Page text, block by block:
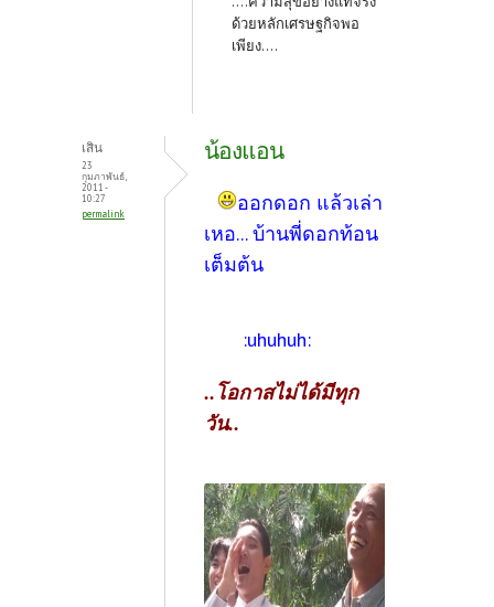
ด้วยหลักเศรษฐกิจพอ
เพียง....
เสิน
23
กุมภาพันธ์,
2011 -
10:27
permalink
น้องแอน
ออกดอก แล้วเล่า
เหอ... บ้านพี่ดอกท้อน
เต็มต้น
:uhuhuh:
..โอกาสไม่ได้มีทุก
วัน..